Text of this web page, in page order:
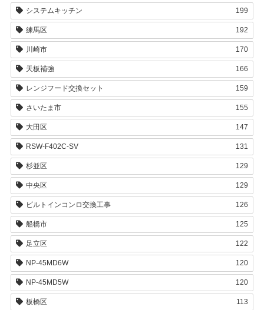
システムキッチン 199
練馬区 192
川崎市 170
天板補強 166
レンジフード交換セット 159
さいたま市 155
大田区 147
RSW-F402C-SV 131
杉並区 129
中央区 129
ビルトインコンロ交換工事 126
船橋市 125
足立区 122
NP-45MD6W 120
NP-45MD5W 120
板橋区 113